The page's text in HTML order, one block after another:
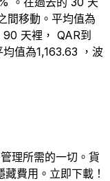
間移動。平均值為
天裡， QAR到
值為1,163.63 ，波
理所需的一切。貨
費用。立即下載！